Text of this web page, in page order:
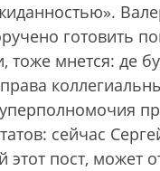
готовить
тоже мнется: де
сейчас
пост, может